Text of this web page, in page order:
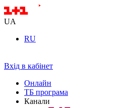
UA
RU
Вхід в кабінет
Онлайн
ТБ програма
Канали